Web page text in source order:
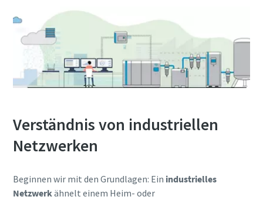
10 Schritte hin zu einer umweltfreundlichen
und effizienteren Produktion
CO2-Reduzierung für eine umweltfreundliche Produktion
– alles, was Sie wissen müssen
Verständnis von industriellen
Netzwerken
Beginnen wir mit den Grundlagen: Ein industrielles
Netzwerk ähnelt einem Heim- oder
anhand der erfassten Angaben
Informationen finden Sie in
Ich habe die